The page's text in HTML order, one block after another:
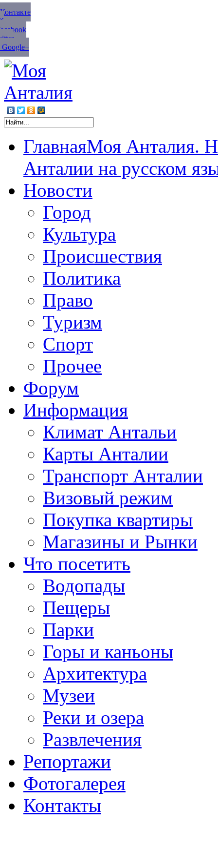
ГлавнаяМоя Анталия.
Анталии на русском
Новости
Город
Культура
Происшествия
Политика
Право
Туризм
Спорт
Прочее
Форум
Информация
Климат Антальи
Карты Анталии
Транспорт Анталии
Визовый режим
Покупка квартиры
Магазины и Рынки
Что посетить
Водопады
Пещеры
Парки
Горы и каньоны
Архитектура
Музеи
Реки и озера
Развлечения
Репортажи
Фотогалерея
Контакты